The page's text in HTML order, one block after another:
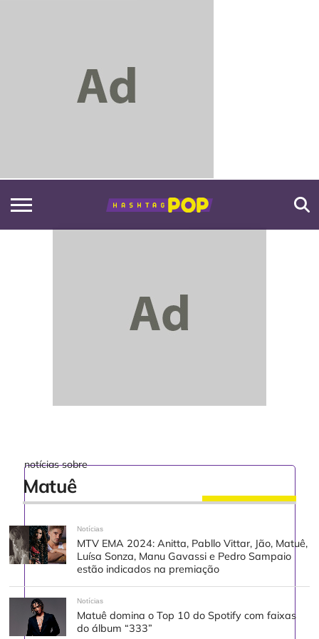
notícias sobre
Matuê
Notícias
MTV EMA 2024: Anitta, Pabllo Vittar, Jão, Matuê,
Luísa Sonza, Manu Gavassi e Pedro Sampaio
estão indicados na premiação
Notícias
Matuê domina o Top 10 do Spotify com faixas
do álbum “333”